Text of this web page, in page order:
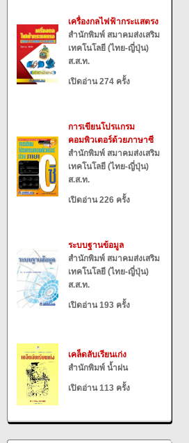
เครื่องกลไฟฟ้ากระแสตรง
สำนักพิมพ์ สมาคมส่งเสริม
เทคโนโลยี (ไทย-ญี่ปุ่น)
ส.ส.ท.
เปิดอ่าน 274 ครั้ง
การเขียนโปรแกรม
คอมพิวเตอร์ด้วยภาษาซี
สำนักพิมพ์ สมาคมส่งเสริม
เทคโนโลยี (ไทย-ญี่ปุ่น)
ส.ส.ท.
เปิดอ่าน 226 ครั้ง
ระบบฐานข้อมูล
สำนักพิมพ์ สมาคมส่งเสริม
เทคโนโลยี (ไทย-ญี่ปุ่น)
ส.ส.ท.
เปิดอ่าน 193 ครั้ง
เคล็ดลับเรียนเก่ง
สำนักพิมพ์ น้ำฝน
เปิดอ่าน 113 ครั้ง